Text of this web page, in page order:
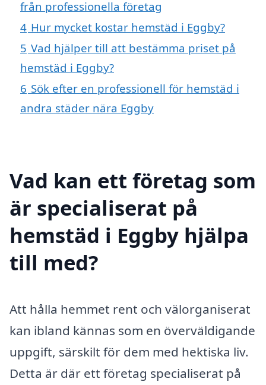
från professionella företag
4 Hur mycket kostar hemstäd i Eggby?
5 Vad hjälper till att bestämma priset på
hemstäd i Eggby?
6 Sök efter en professionell för hemstäd i
andra städer nära Eggby
Vad kan ett företag som
är specialiserat på
hemstäd i Eggby hjälpa
till med?
Att hålla hemmet rent och välorganiserat
kan ibland kännas som en överväldigande
uppgift, särskilt för dem med hektiska liv.
Detta är där ett företag specialiserat på